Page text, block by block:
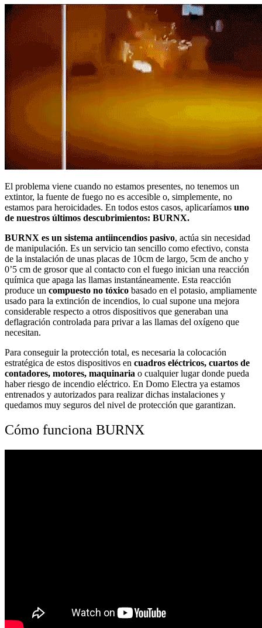
El problema viene cuando no estamos presentes, no tenemos un
extintor, la fuente de fuego no es accesible o, simplemente, no
estamos para heroicidades. En todos estos casos, aplicaríamos uno
de nuestros últimos descubrimientos: BURNX.
BURNX es un sistema antiincendios pasivo, actúa sin necesidad
de manipulación. Es un servicio tan sencillo como efectivo, consta
de la instalación de unas placas de 10cm de largo, 5cm de ancho y
0’5 cm de grosor que al contacto con el fuego inician una reacción
química que apaga las llamas instantáneamente. Esta reacción
produce un compuesto no tóxico basado en el potasio, ampliamente
usado para la extinción de incendios, lo cual supone una mejora
considerable respecto a otros dispositivos que generaban una
deflagración controlada para privar a las llamas del oxígeno que
necesitan.
Para conseguir la protección total, es necesaria la colocación
estratégica de estos dispositivos en cuadros eléctricos, cuartos de
contadores, motores, maquinaria o cualquier lugar donde pueda
haber riesgo de incendio eléctrico. En Domo Electra ya estamos
entrenados y autorizados para realizar dichas instalaciones y
quedamos muy seguros del nivel de protección que garantizan.
Cómo funciona BURNX